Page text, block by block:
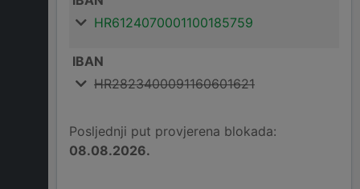
HR6124070001100185759
IBAN
HR2823400091160601621
Posljednji put provjerena blokada:
08.08.2026.